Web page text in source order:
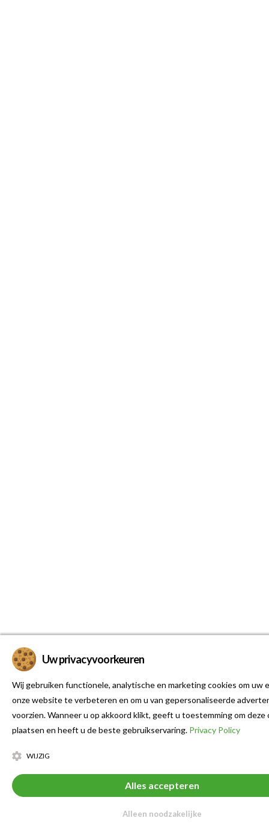
Uw privacyvoorkeuren
Wij gebruiken functionele, analytische en marketing cookies om uw
onze website te verbeteren en om u van gepersonaliseerde
voorzien. Wanneer u op akkoord klikt, geeft u toestemming om deze
plaatsen en heeft u de beste gebruikservaring. Privacy Policy
WIJZIG
Alles accepteren
Alleen noodzakelijke